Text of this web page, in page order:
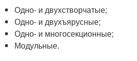
Одно- и двухстворчатые;
Одно- и двухъярусные;
Одно- и многосекционные;
Модульные.